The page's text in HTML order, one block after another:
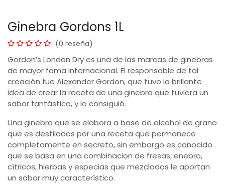
Ginebra Gordons 1L
(0 reseña)
Gordon’s London Dry es una de las marcas de ginebras
de mayor fama internacional. El responsable de tal
creación fue Alexander Gordon, que tuvo la brillante
idea de crear la receta de una ginebra que tuviera un
sabor fantástico, y lo consiguió.
Una ginebra que se elabora a base de alcohol de grano
que es destilados por una receta que permanece
completamente en secreto, sin embargo es conocido
que se basa en una combinacion de fresas, enebro,
cítricos, hierbas y especias que mezcladas le aportan
un sabor muy característico.